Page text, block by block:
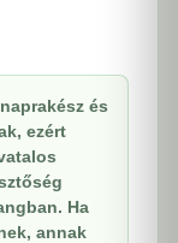
és
ezért
Ha
annak